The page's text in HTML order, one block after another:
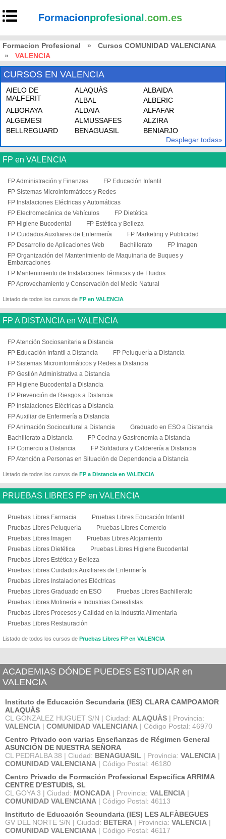
Formacionprofesional .com.es
Formacion Profesional »
Cursos COMUNIDAD VALENCIANA
»
VALENCIA
CURSOS EN VALENCIA
AIELO DE
MALFERIT
ALAQUÀS
ALBAIDA
ALBAL
ALBERIC
ALBORAYA
ALDAIA
ALFAFAR
ALGEMESI
ALMUSSAFES
ALZIRA
BELLREGUARD
BENAGUASIL
BENIARJO
Desplegar todas»
FP en VALENCIA
FP Administración y Finanzas
FP Educación Infantil
FP Sistemas Microinformáticos y Redes
FP Instalaciones Eléctricas y Automáticas
FP Electromecánica de Vehículos
FP Dietética
FP Higiene Bucodental
FP Estética y Belleza
FP Cuidados Auxiliares de Enfermería
FP Marketing y Publicidad
FP Desarrollo de Aplicaciones Web
Bachillerato
FP Imagen
FP Organización del Mantenimiento de Maquinaria de Buques y
Embarcaciones
FP Mantenimiento de Instalaciones Térmicas y de Fluidos
FP Aprovechamiento y Conservación del Medio Natural
Listado de todos los cursos de FP en VALENCIA
FP A DISTANCIA en VALENCIA
FP Atención Sociosanitaria a Distancia
FP Educación Infantil a Distancia
FP Peluquería a Distancia
FP Sistemas Microinformáticos y Redes a Distancia
FP Gestión Administrativa a Distancia
FP Higiene Bucodental a Distancia
FP Prevención de Riesgos a Distancia
FP Instalaciones Eléctricas a Distancia
FP Auxiliar de Enfermería a Distancia
FP Animación Sociocultural a Distancia
Graduado en ESO a Distancia
Bachillerato a Distancia
FP Cocina y Gastronomía a Distancia
FP Comercio a Distancia
FP Soldadura y Calderería a Distancia
FP Atención a Personas en Situación de Dependencia a Distancia
Listado de todos los cursos de FP a Distancia en VALENCIA
PRUEBAS LIBRES FP en VALENCIA
Pruebas Libres Farmacia
Pruebas Libres Educación Infantil
Pruebas Libres Peluquería
Pruebas Libres Comercio
Pruebas Libres Imagen
Pruebas Libres Alojamiento
Pruebas Libres Dietética
Pruebas Libres Higiene Bucodental
Pruebas Libres Estética y Belleza
Pruebas Libres Cuidados Auxiliares de Enfermería
Pruebas Libres Instalaciones Eléctricas
Pruebas Libres Graduado en ESO
Pruebas Libres Bachillerato
Pruebas Libres Molinería e Industrias Cerealistas
Pruebas Libres Procesos y Calidad en la Industria Alimentaria
Pruebas Libres Restauración
Listado de todos los cursos de Pruebas Libres FP en VALENCIA
ACADEMIAS DÓNDE PUEDES ESTUDIAR en
VALENCIA
Instituto de Educación Secundaria (IES) CLARA CAMPOAMOR
ALAQUÀS
CL GONZALEZ HUGUET S/N | Ciudad: ALAQUÀS | Provincia:
VALENCIA | COMUNIDAD VALENCIANA | Código Postal: 46970
Centro Privado con varias Enseñanzas de Régimen General
ASUNCIÓN DE NUESTRA SEÑORA
CL PEDRALBA 38 | Ciudad: BENAGUASIL | Provincia: VALENCIA |
COMUNIDAD VALENCIANA | Código Postal: 46180
Centro Privado de Formación Profesional Específica ARRIMA
CENTRE D'ESTUDIS, SL
CL GOYA 3 | Ciudad: MONCADA | Provincia: VALENCIA |
COMUNIDAD VALENCIANA | Código Postal: 46113
Instituto de Educación Secundaria (IES) LES ALFÀBEGUES
GV DEL NORTE S/N | Ciudad: BETERA | Provincia: VALENCIA |
COMUNIDAD VALENCIANA | Código Postal: 46117